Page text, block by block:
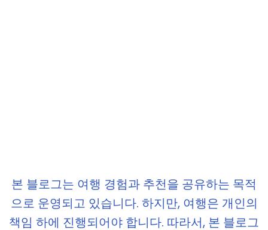
본 블로그는 여행 경험과 추천을 공유하는 목적
으로 운영되고 있습니다. 하지만, 여행은 개인의
책임 하에 진행되어야 합니다. 따라서, 본 블로그